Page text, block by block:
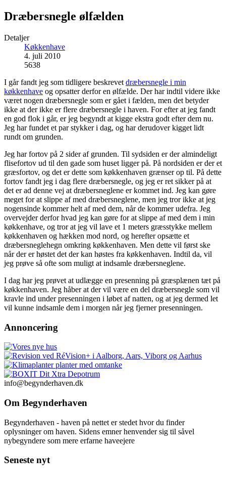
Dræbersnegle ølfælden
Detaljer
Køkkenhave
4. juli 2010
5638
I går fandt jeg som tidligere beskrevet dræbersnegle i min
køkkenhave og opsatter derfor en ølfælde. Der har indtil videre ikke
været nogen dræbersnegle som er gået i fælden, men det betyder
ikke at der ikke er flere dræbersnegle i haven. For efter at jeg fandt
en god flok i går, er jeg begyndt at kigge ekstra godt efter dem nu.
Jeg har fundet et par stykker i dag, og har derudover kigget lidt
rundt om grunden.
Jeg har fortov på 2 sider af grunden. Til sydsiden er der almindeligt
flisefortov ud til den gade som huset ligger på. På nordsiden er der et
græsfortov, og det er dette som køkkenhaven grænser op til. På dette
fortov fandt jeg i dag flere dræbersnegle, og jeg er ret sikker på at
det er ad denne vej at dræbersneglene er kommet ind. Jeg kan gøre
meget for at slippe af med dræbersneglene, men jeg tror ikke at jeg
nogensinde kommer helt af med dem, når de kommer udefra. Jeg
overvejder derfor hvad jeg kan gøre for at slippe af med dem i min
køkkenhave, og tror at jeg vil lave et 1 meters græsstykke mellem
køkkenhaven og hækken mod nord, og herefter opsætte et
dræbersneglehegn omkring køkkenhaven. Men dette vil først ske
når der er høstet det der kan høstes fra køkkenhaven. Indtil da, vil
jeg prøve så ofte som muligt at indsamle dræbersneglene.
I dag har jeg prøvet at udlægge en presenning på græsplænen tæt på
køkkenhaven. Jeg håber at der vil være en del dræbersnegle som vil
kravle ind under presenningen i løbet af natten, og at jeg dermed let
vil kunne indsamle dem i morgen når jeg fjerner presenningen.
Annoncering
info@begynderhaven.dk
Om Begynderhaven
Begynderhaven - haven på nettet er stedet hvor du finder
oplysninger om haven. Sidens emner henvender sig til såvel
nybegyndere som mere erfarne haveejere
Seneste nyt